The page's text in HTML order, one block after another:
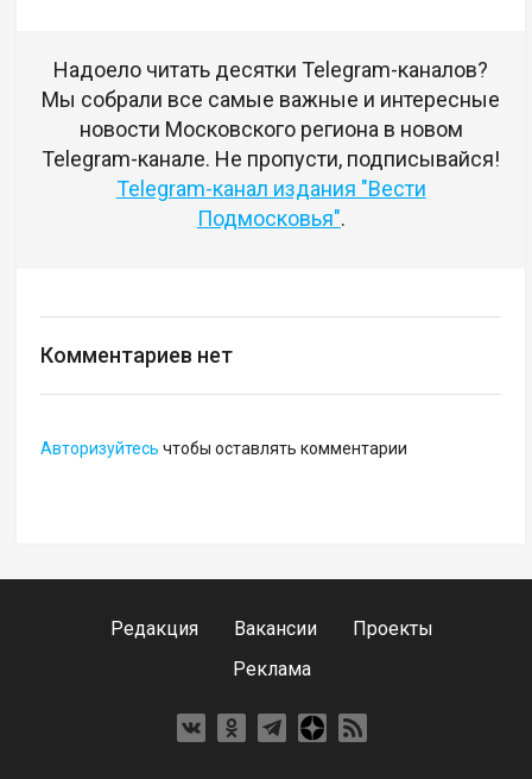
Надоело читать десятки Telegram-каналов?
Мы собрали все самые важные и интересные
новости Московского региона в новом
Telegram-канале. Не пропусти, подписывайся!
Telegram-канал издания "Вести
Подмосковья".
Комментариев нет
Авторизуйтесь чтобы оставлять комментарии
Редакция Вакансии
Проекты
Реклама